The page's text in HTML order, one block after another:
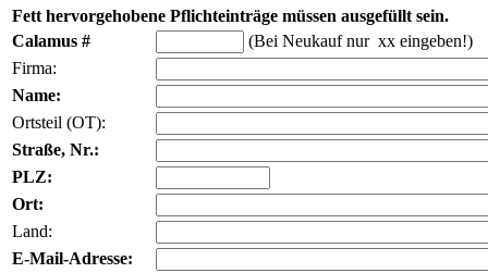
Fett hervorgehobene Pflichteinträge müssen ausgefüllt sein.
Calamus #
(Bei Neukauf nur xx eingeben!)
Firma:
Name:
Ortsteil (OT):
Straße, Nr.:
PLZ:
Ort:
Land:
E-Mail-Adresse: